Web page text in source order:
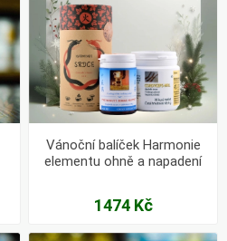
Vánoční balíček Harmonie
elementu ohně a napadení
1474 Kč